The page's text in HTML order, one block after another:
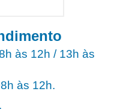
às 12h / 13h às
às 12h.